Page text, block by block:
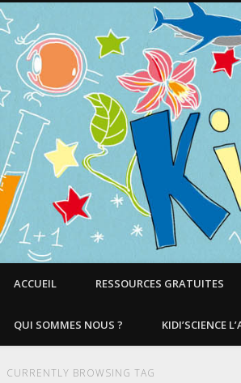
Faire aimer les Sciences aux Enfants !
ACCUEIL RESSOURCES GRATUITES
QUI SOMMES NOUS ? KIDI’SCIENCE
CURRENTLY BROWSING TAG